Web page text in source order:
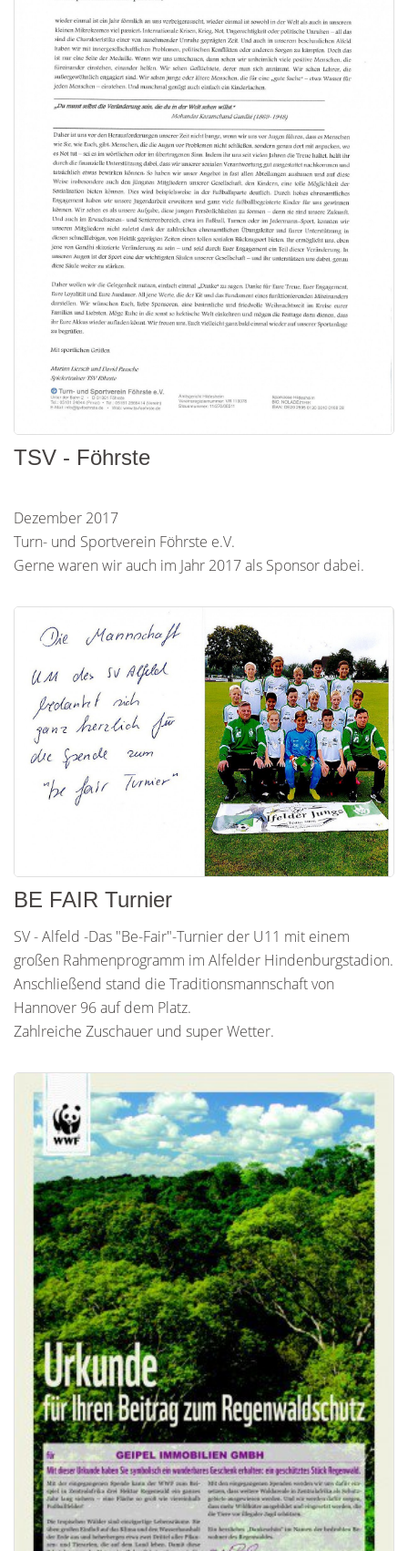
TSV - Föhrste
Dezember 2017
Turn- und Sportverein Föhrste e.V.
Gerne waren wir auch im Jahr 2017 als Sponsor dabei.
BE FAIR Turnier
SV - Alfeld -Das "Be-Fair"-Turnier der U11 mit einem
großen Rahmenprogramm im Alfelder Hindenburgstadion.
Anschließend stand die Traditionsmannschaft von
Hannover 96 auf dem Platz.
Zahlreiche Zuschauer und super Wetter.